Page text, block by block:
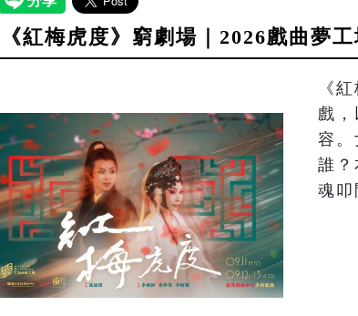
《紅梅虎度》窮劇場｜2026戲曲夢
《
戲
容。
誰？
魂叩